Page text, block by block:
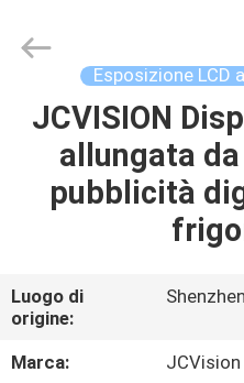
CASA.
PRODOTTI
DI
NOI
Interactive
Technology
Rights
Reserved.
Esposizione LCD
JCVISION
allungata
pubblicità
Luogo di
origine:
Marca:
JCVision